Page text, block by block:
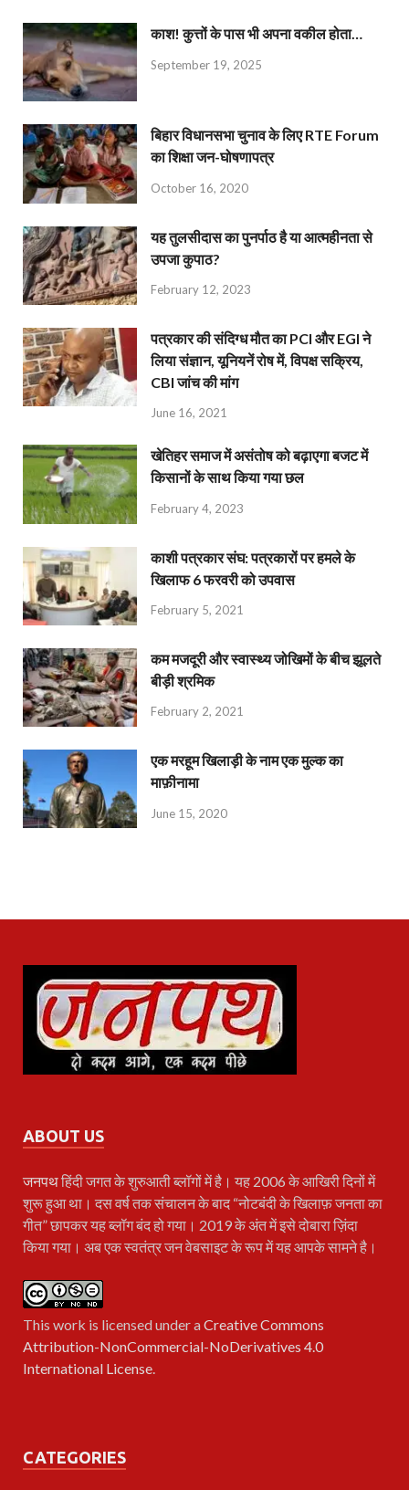
काश! कुत्तों के पास भी अपना वकील होता…
September 19, 2025
बिहार विधानसभा चुनाव के लिए RTE Forum
का शिक्षा जन-घोषणापत्र
October 16, 2020
यह तुलसीदास का पुनर्पाठ है या आत्महीनता से
उपजा कुपाठ?
February 12, 2023
पत्रकार की संदिग्ध मौत का PCI और EGI ने
लिया संज्ञान, यूनियनें रोष में, विपक्ष सक्रिय,
CBI जांच की मांग
June 16, 2021
खेतिहर समाज में असंतोष को बढ़ाएगा बजट में
किसानों के साथ किया गया छल
February 4, 2023
काशी पत्रकार संघ: पत्रकारों पर हमले के
खिलाफ 6 फरवरी को उपवास
February 5, 2021
कम मजदूरी और स्वास्थ्य जोखिमों के बीच झूलते
बीड़ी श्रमिक
February 2, 2021
एक मरहूम खिलाड़ी के नाम एक मुल्क का
माफ़ीनामा
June 15, 2020
ABOUT US
जनपथहिंदी जगत के शुरुआती ब्लॉगों में है। यह 2006 के आखिरी दिनों में
शुरू हुआ था। दस वर्ष तक संचालन के बाद “नोटबंदी के खिलाफ़ जनता का
गीत” छापकर यह ब्लॉग बंद हो गया। 2019 के अंत में इसे दोबारा ज़िंदा
किया गया। अब एक स्वतंत्र जन वेबसाइट के रूप में यह आपके सामने है।
This work is licensed under aCreative Commons
Attribution-NonCommercial-NoDerivatives 4.0
International License.
CATEGORIES